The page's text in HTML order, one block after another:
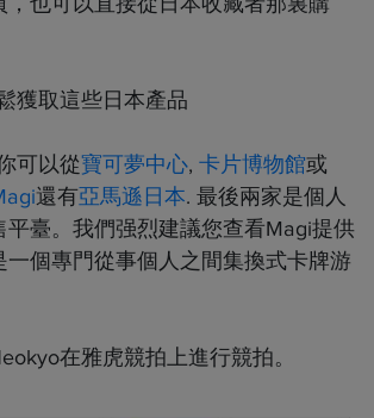
獲取這些日本產品
可以從寶可夢中心, 卡片博物館或
還有亞馬遜日本. 最後兩家是個人
平臺。我們强烈建議您查看Magi提供
一個專門從事個人之間集換式卡牌游
在雅虎競拍上進行競拍。